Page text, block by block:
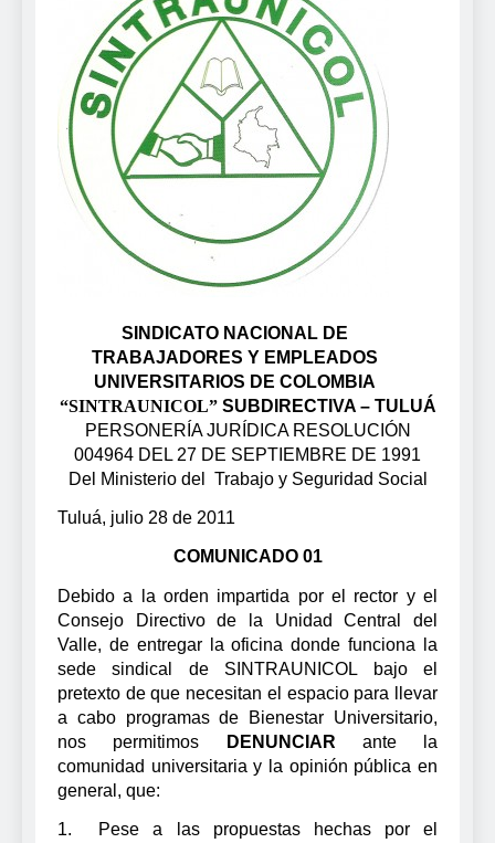
SINDICATO NACIONAL DE
TRABAJADORES Y EMPLEADOS
UNIVERSITARIOS DE COLOMBIA
“SINTRAUNICOL” SUBDIRECTIVA – TULUÁ
PERSONERÍA JURÍDICA RESOLUCIÓN
004964 DEL 27 DE SEPTIEMBRE DE 1991
Del Ministerio del
Trabajo y Seguridad Social
Tuluá, julio 28 de 2011
COMUNICADO 01
Debido a la orden impartida por el rector y el
Consejo Directivo de la Unidad Central del
Valle, de entregar la oficina donde funciona la
sede sindical de SINTRAUNICOL bajo el
pretexto de que necesitan el espacio para llevar
a cabo programas de Bienestar Universitario,
nos permitimos
DENUNCIAR ante la
comunidad universitaria y la opinión pública en
general, que:
1.
Pese a las propuestas hechas por el